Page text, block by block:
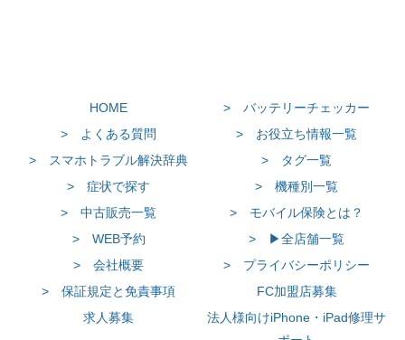
HOME
> バッテリーチェッカー
> よくある質問
> お役立ち情報一覧
> スマホトラブル解決辞典
> タグ一覧
> 症状で探す
> 機種別一覧
> 中古販売一覧
> モバイル保険とは？
> WEB予約
> ▶全店舗一覧
> 会社概要
> プライバシーポリシー
> 保証規定と免責事項
FC加盟店募集
求人募集
法人様向けiPhone・iPad修理サ